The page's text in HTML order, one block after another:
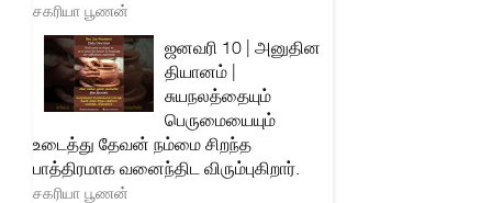
சகரியா பூணன்
ஜனவரி 10 | அனுதின
தியானம் |
சுயநலத்தையும்
பெருமையையும்
உடைத்து தேவன் நம்மை சிறந்த
பாத்திரமாக வனைந்திட விரும்புகிறார்.
சகரியா பூணன்